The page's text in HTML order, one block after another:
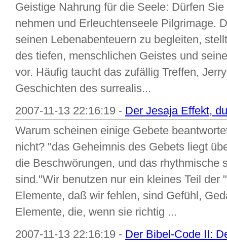
Geistige Nahrung für die Seele: Dürfen
nehmen und Erleuchtenseele Pilgrimage.
seinen Lebenabenteuern zu begleiten,
des tiefen, menschlichen Geistes und
vor. Häufig taucht das zufällig Treffen,
Geschichten des surrealis...
2007-11-13 22:16:19 - Der Jesaja Effekt,
Warum scheinen einige Gebete
nicht? "das Geheimnis des Gebets liegt
die Beschwörungen, und das rhythmische
sind."Wir benutzen nur ein kleines Teil der
Elemente, daß wir fehlen, sind Gefühl,
Elemente, die, wenn sie richtig ...
2007-11-13 22:16:19 - Der Bibel-Code II: